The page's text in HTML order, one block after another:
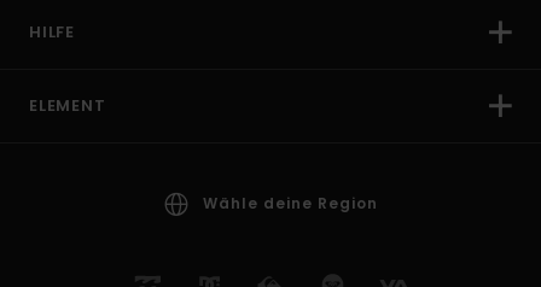
HILFE
ELEMENT
Wähle deine Region